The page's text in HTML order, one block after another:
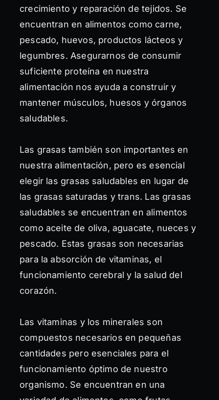
crecimiento y reparación de tejidos. Se
encuentran en alimentos como carne,
pescado, huevos, productos lácteos y
legumbres. Asegurarnos de consumir
suficiente proteína en nuestra
alimentación nos ayuda a construir y
mantener músculos, huesos y órganos
saludables.
Las grasas también son importantes en
nuestra alimentación, pero es esencial
elegir las grasas saludables en lugar de
las grasas saturadas y trans. Las grasas
saludables se encuentran en alimentos
como aceite de oliva, aguacate, nueces y
pescado. Estas grasas son necesarias
para la absorción de vitaminas, el
funcionamiento cerebral y la salud del
corazón.
Las vitaminas y los minerales son
compuestos necesarios en pequeñas
cantidades pero esenciales para el
funcionamiento óptimo de nuestro
organismo. Se encuentran en una